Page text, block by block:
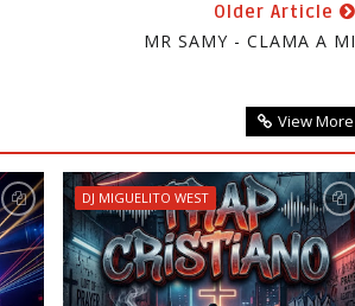
Older Article
MR SAMY - CLAMA A MI
View More
DJ MIGUELITO WEST